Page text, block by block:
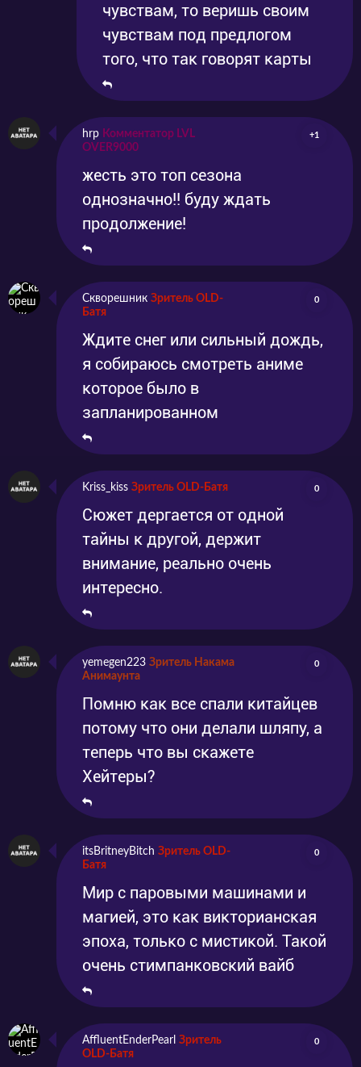
чувствам, то веришь своим
чувствам под предлогом
того, что так говорят карты
hrp Комментатор LVL
OVER9000
+1
жесть это топ сезона
однозначно!! буду ждать
продолжение!
Скворешник Зритель OLD-
Батя
0
Ждите снег или сильный дождь,
я собираюсь смотреть аниме
которое было в
запланированном
Kriss_kiss Зритель OLD-Батя 0
Сюжет дергается от одной
тайны к другой, держит
внимание, реально очень
интересно.
yemegen223 Зритель Накама
Анимаунта
0
Помню как все спали китайцев
потому что они делали шляпу, а
теперь что вы скажете
Хейтеры?
itsBritneyBitch Зритель OLD-
Батя
0
Мир с паровыми машинами и
магией, это как викторианская
эпоха, только с мистикой. Такой
очень стимпанковский вайб
AffluentEnderPearl Зритель
OLD-Батя
0